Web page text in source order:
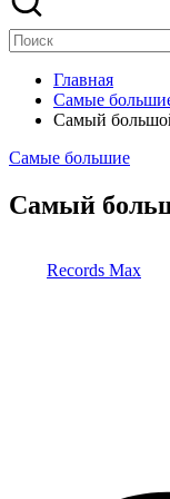
Главная
Самые
Самый
Опубликовано
Самые большие
Самый
Records Max